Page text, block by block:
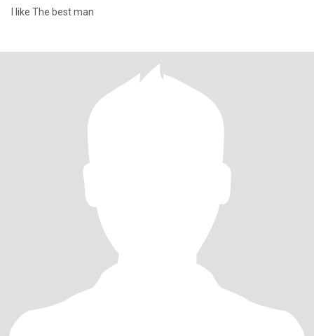
I like The best man